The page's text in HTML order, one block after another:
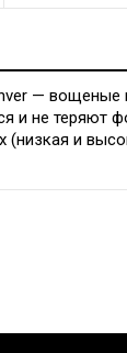
— вощеные
и не теряют
(низкая и